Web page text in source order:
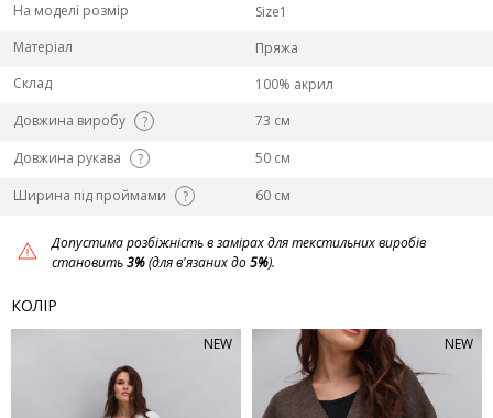
На моделі розмір
Size1
Матеріал
Пряжа
Склад
100% акрил
Довжина виробу
?
73 см
Довжина рукава
?
50 см
Ширина під проймами
? 60 см
Допустима розбіжність в замірах для текстильних виробів
становить3%(для в'язаних до5%).
КОЛІР
NEW NEW